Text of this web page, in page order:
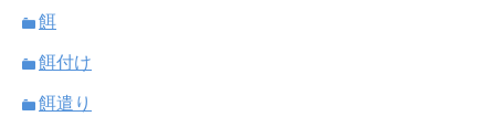
餌
餌付け
餌遣り